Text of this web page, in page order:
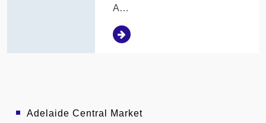
A…
Adelaide Central Market